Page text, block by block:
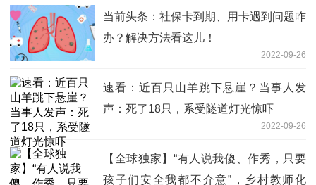
当前头条：社保卡到期、用卡遇到问题咋
办？解决方法看这儿！
2022-09-26
速看：近百只山羊跳下悬崖？当事人发
声：死了18只，系受隧道灯光惊吓
2022-09-26
【全球独家】“有人说我傻、作秀，只要
孩子们安全我都不介意”，乡村教师化